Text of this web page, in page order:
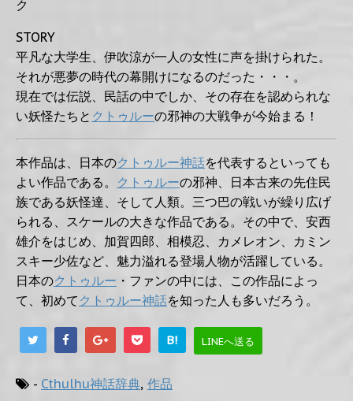
ク
STORY
平凡な大学生、伊吹涼が一人の女性に声を掛けられた。
それが悪夢の時代の幕開けになるのだった・・・。
現在では伝説、民話の中でしか、その存在を認められな
い妖怪たちと クトゥルーの邪神の大戦争が今始まる！
本作品は、日本のクトゥルー神話を代表するといっても
よい作品である。 クトゥルーの邪神、日本古来の先住民
族である妖怪達、そして人類。三つ巴の戦いが繰り広げ
られる、スケールの大きな作品である。その中で、安西
雄介をはじめ、加賀四郎、相模忍、カメレオン、カミン
スキー少佐など、魅力溢れる登場人物が活躍している。
日本のクトゥルー ・ファンの中には、この作品によっ
て、初めて クトゥルー神話を知った人も多いだろう。
B! LINEへ送る
- Cthulhu神話辞典, 作品